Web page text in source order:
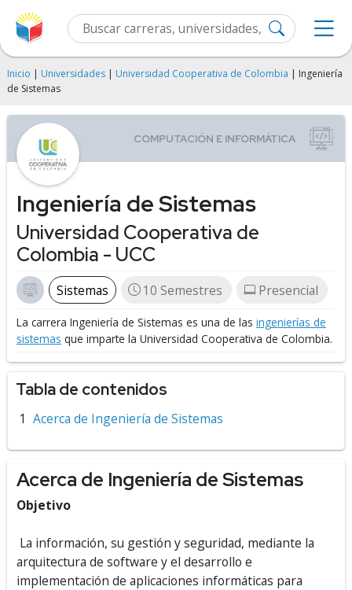
Inicio | Universidades | Universidad Cooperativa de Colombia | Ingeniería
de Sistemas
Ingeniería de Sistemas
Universidad Cooperativa de
Colombia - UCC
Sistemas 10 Semestres Presencial
La carrera Ingeniería de Sistemas es una de las ingenierías de
sistemas que imparte la Universidad Cooperativa de Colombia.
Tabla de contenidos
Acerca de Ingeniería de Sistemas
Acerca de Ingeniería de Sistemas
Objetivo
La información, su gestión y seguridad, mediante la
arquitectura de software y el desarrollo e
implementación de aplicaciones informáticas para